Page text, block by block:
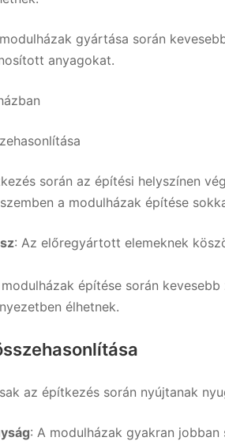
gyártása során
anyagokat.
során az építési helyszínen
a modulházak építése
: Az előregyártott elemeknek
modulházak építése során
élhetnek.
az építkezés során nyújtanak
: A modulházak gyakran